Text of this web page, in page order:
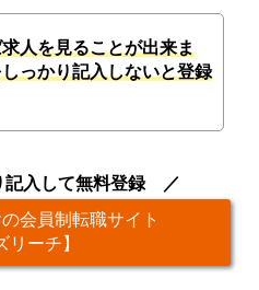
人を見ることが出来ま
っかり記入しないと登録
入して無料登録
会員制転職サイト
リーチ】